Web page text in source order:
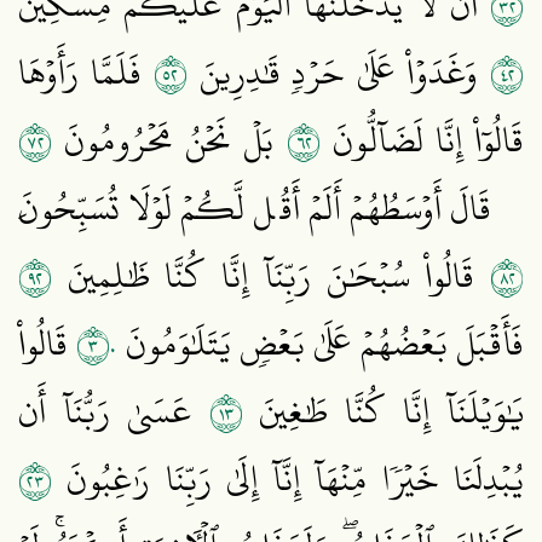
٢٤ وَغَدَوۡاْ عَلَىٰ حَرۡدٖ قَٰدِرِينَ ٢٥ فَلَمَّا رَأَوۡهَا
قَالُوٓاْ إِنَّا لَضَآلُّونَ ٢٦ بَلۡ نَحۡنُ مَحۡرُومُونَ ٢٧
قَالَ أَوۡسَطُهُمۡ أَلَمۡ أَقُل لَّكُمۡ لَوۡلَا تُسَبِّحُونَ
٢٨ قَالُواْ سُبۡحَٰنَ رَبِّنَآ إِنَّا كُنَّا ظَٰلِمِينَ ٢٩
فَأَقۡبَلَ بَعۡضُهُمۡ عَلَىٰ بَعۡضٖ يَتَلَٰوَمُونَ٣٠قَالُواْ
يَٰوَيۡلَنَآ إِنَّا كُنَّا طَٰغِينَ ٣١ عَسَىٰ رَبُّنَآ أَن
يُبۡدِلَنَا خَيۡرٗا مِّنۡهَآ إِنَّآ إِلَىٰ رَبِّنَا رَٰغِبُونَ ٣٢